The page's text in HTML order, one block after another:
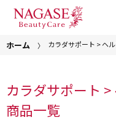
ホーム カラダサポート > ヘ
カラダサポート
商品一覧